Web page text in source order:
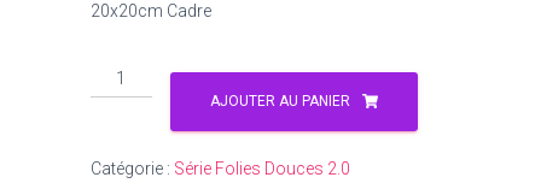
20x20cm Cadre
AJOUTER AU PANIER
Catégorie : Série Folies Douces 2.0